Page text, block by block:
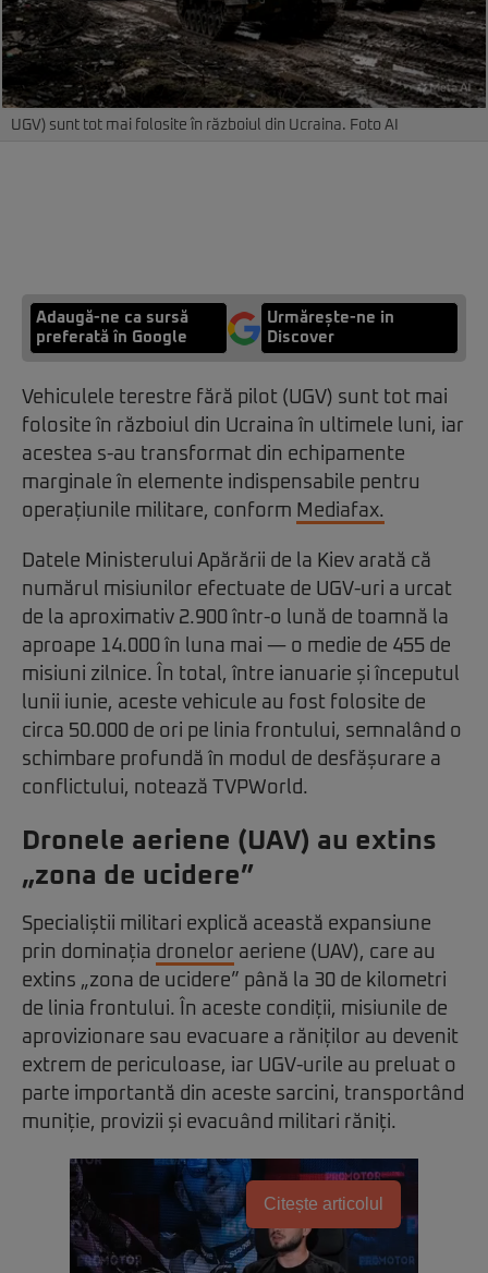
UGV) sunt tot mai folosite în războiul din Ucraina. Foto AI
Adaugă-ne ca sursă
preferată în Google
Urmărește-ne in
Discover
Vehiculele terestre fără pilot (UGV) sunt tot mai
folosite în războiul din Ucraina în ultimele luni, iar
acestea s-au transformat din echipamente
marginale în elemente indispensabile pentru
operațiunile militare, conform Mediafax.
Datele Ministerului Apărării de la Kiev arată că
numărul misiunilor efectuate de UGV-uri a urcat
de la aproximativ 2.900 într-o lună de toamnă la
aproape 14.000 în luna mai — o medie de 455 de
misiuni zilnice. În total, între ianuarie și începutul
lunii iunie, aceste vehicule au fost folosite de
circa 50.000 de ori pe linia frontului, semnalând o
schimbare profundă în modul de desfășurare a
conflictului, notează TVPWorld.
Dronele aeriene (UAV) au extins
„zona de ucidere”
Specialiștii militari explică această expansiune
prin dominația dronelor aeriene (UAV), care au
extins „zona de ucidere” până la 30 de kilometri
de linia frontului. În aceste condiții, misiunile de
aprovizionare sau evacuare a răniților au devenit
extrem de periculoase, iar UGV-urile au preluat o
parte importantă din aceste sarcini, transportând
muniție, provizii și evacuând militari răniți.
Citește articolul